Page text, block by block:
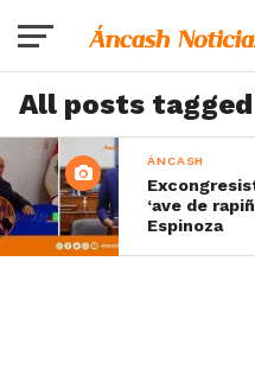
All posts
ÁNCASH
‘ave de
Espinoza